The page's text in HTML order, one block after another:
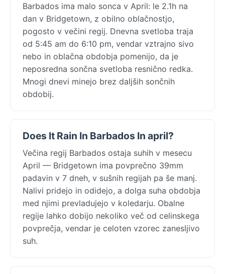
Barbados ima malo sonca v April: le 2.1h na
dan v Bridgetown, z obilno oblačnostjo,
pogosto v večini regij. Dnevna svetloba traja
od 5:45 am do 6:10 pm, vendar vztrajno sivo
nebo in oblačna obdobja pomenijo, da je
neposredna sončna svetloba resnično redka.
Mnogi dnevi minejo brez daljših sončnih
obdobij.
Does It Rain In Barbados In april?
Večina regij Barbados ostaja suhih v mesecu
April — Bridgetown ima povprečno 39mm
padavin v 7 dneh, v sušnih regijah pa še manj.
Nalivi pridejo in odidejo, a dolga suha obdobja
med njimi prevladujejo v koledarju. Obalne
regije lahko dobijo nekoliko več od celinskega
povprečja, vendar je celoten vzorec zanesljivo
suh.